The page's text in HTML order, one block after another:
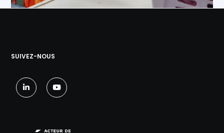
SUIVEZ-NOUS